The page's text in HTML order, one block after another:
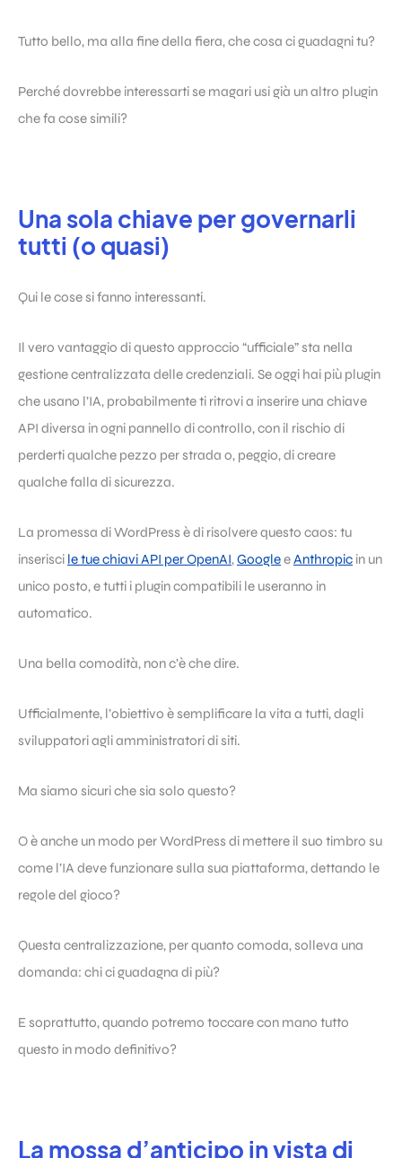
Tutto bello, ma alla fine della fiera, che cosa ci guadagni tu?
Perché dovrebbe interessarti se magari usi già un altro plugin
che fa cose simili?
Una sola chiave per governarli
tutti (o quasi)
Qui le cose si fanno interessanti.
Il vero vantaggio di questo approccio “ufficiale” sta nella
gestione centralizzata delle credenziali. Se oggi hai più plugin
che usano l’IA, probabilmente ti ritrovi a inserire una chiave
API diversa in ogni pannello di controllo, con il rischio di
perderti qualche pezzo per strada o, peggio, di creare
qualche falla di sicurezza.
La promessa di WordPress è di risolvere questo caos: tu
inserisci le tue chiavi API per OpenAI,GoogleeAnthropic in un
unico posto, e tutti i plugin compatibili le useranno in
automatico.
Una bella comodità, non c’è che dire.
Ufficialmente, l’obiettivo è semplificare la vita a tutti, dagli
sviluppatori agli amministratori di siti.
Ma siamo sicuri che sia solo questo?
O è anche un modo per WordPress di mettere il suo timbro su
come l’IA deve funzionare sulla sua piattaforma, dettando le
regole del gioco?
Questa centralizzazione, per quanto comoda, solleva una
domanda: chi ci guadagna di più?
E soprattutto, quando potremo toccare con mano tutto
questo in modo definitivo?
La mossa d’anticipo in vista di